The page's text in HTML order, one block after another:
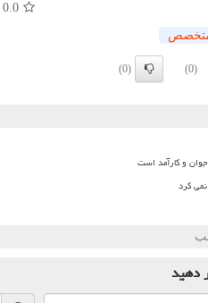
0.0
(0)
(0)
و کارآمد است
کرد
دهید